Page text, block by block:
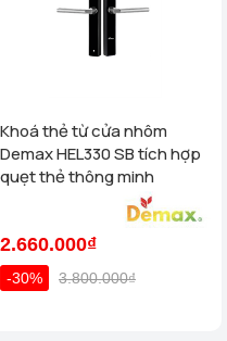
Khoá thẻ từ cửa nhôm
Demax HEL330 SB tích hợp
quẹt thẻ thông minh
2.660.000₫
-30% 3.800.000₫